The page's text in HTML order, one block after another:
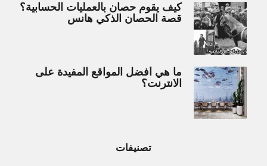
كيف يقوم حصان بالعمليات الحسابية؟
قصة الحصان الذكي هانس
ما هي أفضل المواقع المفيدة على
الانترنت؟
تصنيفات